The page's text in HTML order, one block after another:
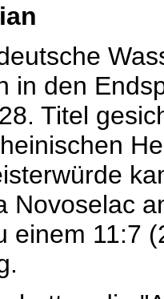
in den
Titel
Novoselac
einem 11:7